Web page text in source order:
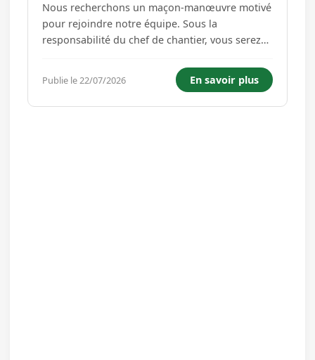
Nous recherchons un maçon-manœuvre motivé
pour rejoindre notre équipe. Sous la
responsabilité du chef de chantier, vous serez
de manutention. Vos missions principales
seront les suivantes : Réaliser des travaux de
maçonnerie (pose de briques, b...
Publie le 22/07/2026 En savoir plus